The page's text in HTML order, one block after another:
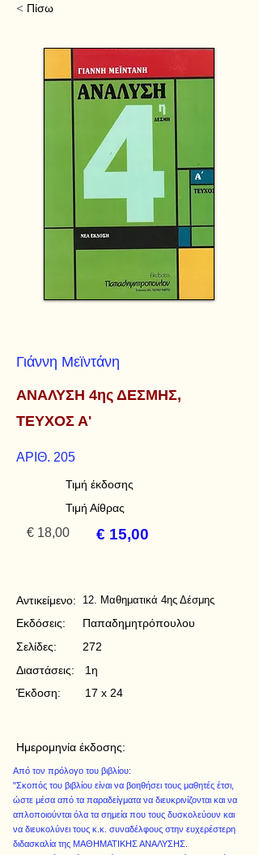
< Πίσω
Γιάννη Μεϊντάνη
ΑΝΑΛΥΣΗ 4ης ΔΕΣΜΗΣ,
ΤΕΥΧΟΣ Α'
ΑΡΙΘ. 205
Τιμή έκδοσης
Τιμή Αίθρας
€ 18,00 € 15,00
Αντικείμενο:
Εκδόσεις:
Σελίδες:
12. Μαθηματικά 4ης Δέσμης
Παπαδημητρόπουλου
272
Διαστάσεις:
Έκδοση:
1η
17 x 24
Ημερομηνία έκδοσης:
Από τον πρόλογο του βιβλίου:
"Σκοπός του βιβλίου είναι να βοηθήσει τους μαθητές έτσι,
ώστε μέσα από τα παραδείγματα να διευκρινίζονται και να
απλοποιούνται όλα τα σημεία που τους δυσκολεύουν και
να διευκολύνει τους κ.κ. συναδέλφους στην ευχερέστερη
διδασκαλία της ΜΑΘΗΜΑΤΙΚΗΣ ΑΝΑΛΥΣΗΣ.